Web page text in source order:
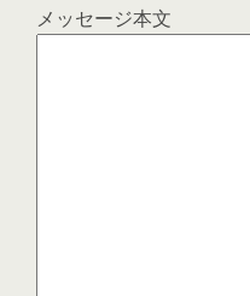
メッセージ本文